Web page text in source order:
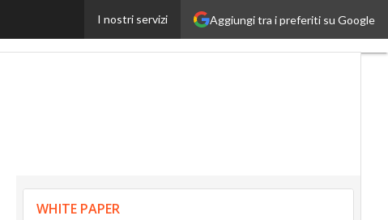
Aggiungi tra i preferiti su Google
I nostri servizi
InsuranceUpRetailUp
WHITE PAPER